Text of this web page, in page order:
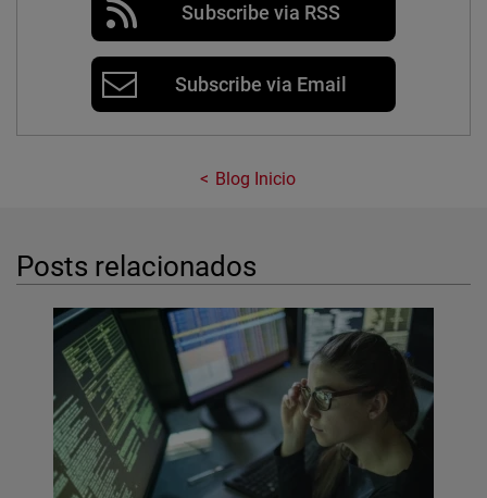
Subscribe via RSS
Subscribe via Email
Blog Inicio
Posts relacionados